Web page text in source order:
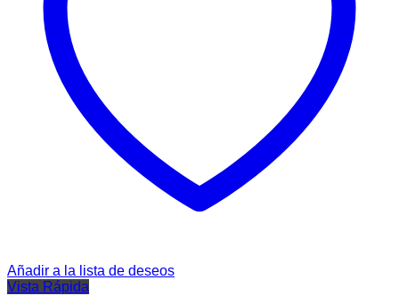
Añadir a la lista de deseos
Vista Rápida